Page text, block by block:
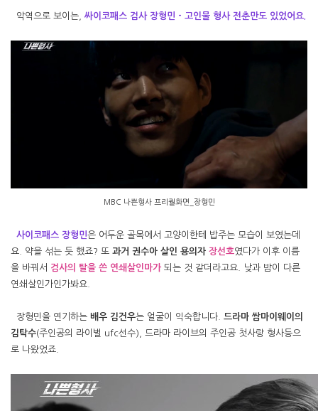
악역으로 보이는, 싸이코패스 검사 장형민 - 고인물 형사 전춘만도 있었어요.
MBC 나쁜형사 프리퀄화면_장형민
사이코패스 장형민은 어두운 골목에서 고양이한테 밥주는 모습이 보였는데
요. 약을 섞는 듯 했죠? 또 과거 권수아 살인 용의자 장선호였다가 이후 이름
을 바꿔서 검사의 탈을 쓴 연쇄살인마가 되는 것 같더라고요. 낮과 밤이 다른
연쇄살인가인가봐요.
장형민을 연기하는 배우 김건우는 얼굴이 익숙합니다. 드라마 쌈마이웨이의
김탁수(주인공의 라이벌 ufc선수), 드라마 라이브의 주인공 첫사랑 형사등으
로 나왔었죠.